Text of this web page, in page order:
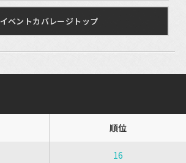
イベントカバレージトップ
順位
16